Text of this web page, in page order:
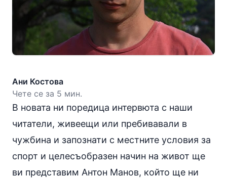
Ани Костова
Чете се за 5 мин.
В новата ни поредица интервюта с наши
читатели, живеещи или пребивавали в
чужбина и запознати с местните условия за
спорт и целесъобразен начин на живот ще
ви представим Антон Манов, който ще ни